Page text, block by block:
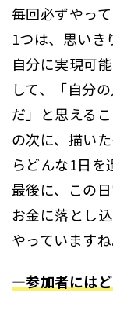
毎回必ずやっ
1つは、思いき
自分に実現可
して、「自分
だ」と思える
の次に、描い
らどんな1日を
最後に、この
お金に落とし
やっていますね
―参加者にはど